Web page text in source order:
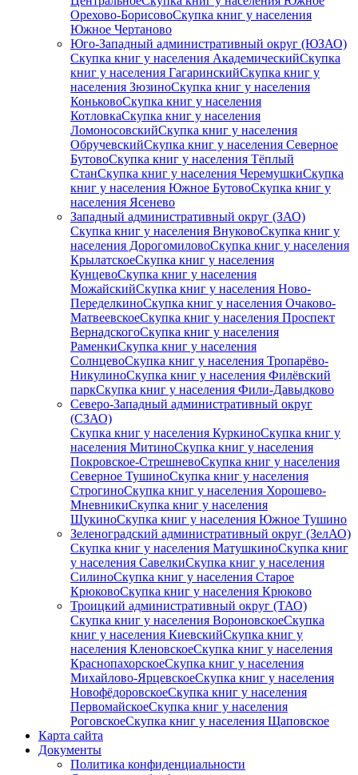
Орехово-БорисовоСкупка книг у населения
Южное Чертаново
Юго-Западный административный округ (ЮЗАО)
Скупка книг у населения АкадемическийСкупка
книг у населения ГагаринскийСкупка книг у
населения ЗюзиноСкупка книг у населения
КоньковоСкупка книг у населения
КотловкаСкупка книг у населения
ЛомоносовскийСкупка книг у населения
ОбручевскийСкупка книг у населения Северное
БутовоСкупка книг у населения Тёплый
СтанСкупка книг у населения ЧеремушкиСкупка
книг у населения Южное БутовоСкупка книг у
населения Ясенево
Западный административный округ (ЗАО)
Скупка книг у населения ВнуковоСкупка книг у
населения ДорогомиловоСкупка книг у населения
КрылатскоеСкупка книг у населения
КунцевоСкупка книг у населения
МожайскийСкупка книг у населения Ново-
ПеределкиноСкупка книг у населения Очаково-
МатвеевскоеСкупка книг у населения Проспект
ВернадскогоСкупка книг у населения
РаменкиСкупка книг у населения
СолнцевоСкупка книг у населения Тропарёво-
НикулиноСкупка книг у населения Филёвский
паркСкупка книг у населения Фили-Давыдково
Северо-Западный административный округ
(СЗАО)
Скупка книг у населения КуркиноСкупка книг у
населения МитиноСкупка книг у населения
Покровское-СтрешневоСкупка книг у населения
Северное ТушиноСкупка книг у населения
СтрогиноСкупка книг у населения Хорошево-
МневникиСкупка книг у населения
ЩукиноСкупка книг у населения Южное Тушино
Зеленоградский административный округ (ЗелАО)
Скупка книг у населения МатушкиноСкупка книг
у населения СавелкиСкупка книг у населения
СилиноСкупка книг у населения Старое
КрюковоСкупка книг у населения Крюково
Троицкий административный округ (ТАО)
Скупка книг у населения ВороновскоеСкупка
книг у населения КиевскийСкупка книг у
населения КленовскоеСкупка книг у населения
КраснопахорскоеСкупка книг у населения
Михайлово-ЯрцевскоеСкупка книг у населения
НовофёдоровскоеСкупка книг у населения
ПервомайскоеСкупка книг у населения
РоговскоеСкупка книг у населения Щаповское
Карта сайта
Документы
Политика конфиденциальности